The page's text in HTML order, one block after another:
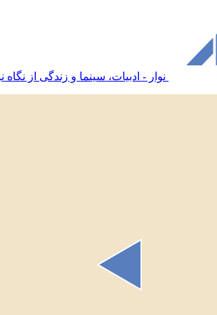
نوار - ادبیات، سینما و زندگی از نگاه